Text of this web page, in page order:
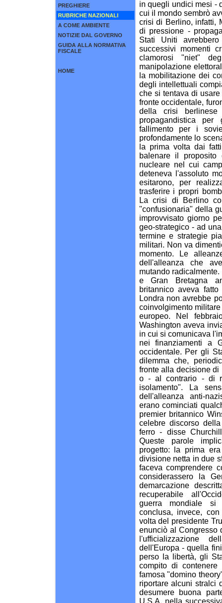
PREGHIERE
RUBRICHE NAZIONALI
A COME AMBIENTE
NOTIZIE DAL GOVERNO
GUIDA ALLA NORMATIVA
FISCALE
HOME
in quegli undici mesi -
cui il mondo sembrò
crisi di Berlino, infatti,
di pressione -
Stati Uniti
successivi momenti
clamorosi "niet"
manipolazione
la mobilitazione dei
degli intellettuali
che si tentava di
fronte occidentale,
della crisi
propagandistica
fallimento per i
profondamente lo
la prima volta dai
balenare il proposito
nucleare nel cui
deteneva l'assoluto
esitarono, per
trasferire i propri
La crisi di Berlino
"confusionaria" della
improvvisato giorno
geo-strategico - ad
termine e strategie
militari. Non va
momento. Le
dell'alleanza che
mutando
e Gran Bretagna
britannico aveva
Londra non avrebbe
coinvolgimento
europeo. Nel
Washington aveva
in cui si comunicava
nei finanziamenti a
occidentale. Per gli
dilemma che,
fronte alla decisione
o - al contrario - di
isolamento". La
dell'alleanza anti-
erano cominciati
premier britannico
celebre discorso
ferro - disse
Queste parole
progetto: la prima
divisione netta in due
faceva comprendere
considerassero la
demarcazione
recuperabile
guerra mondiale si
conclusa, invece,
volta del presidente
enunciò al Congresso
l'ufficializzazione
dell'Europa - quella
perso la libertà, gli
compito di
famosa "domino
riportare alcuni stralci
desumere buona
U.S.A. nella